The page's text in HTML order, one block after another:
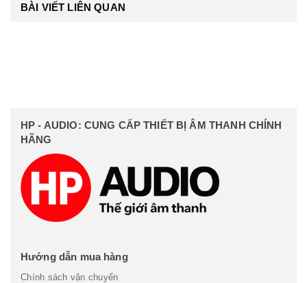
BÀI VIẾT LIÊN QUAN
HP - AUDIO: CUNG CẤP THIẾT BỊ ÂM THANH CHÍNH
HÃNG
Hướng dẫn mua hàng
Chính sách vận chuyển